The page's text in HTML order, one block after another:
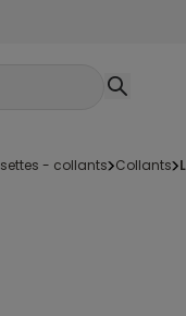
- collants collants